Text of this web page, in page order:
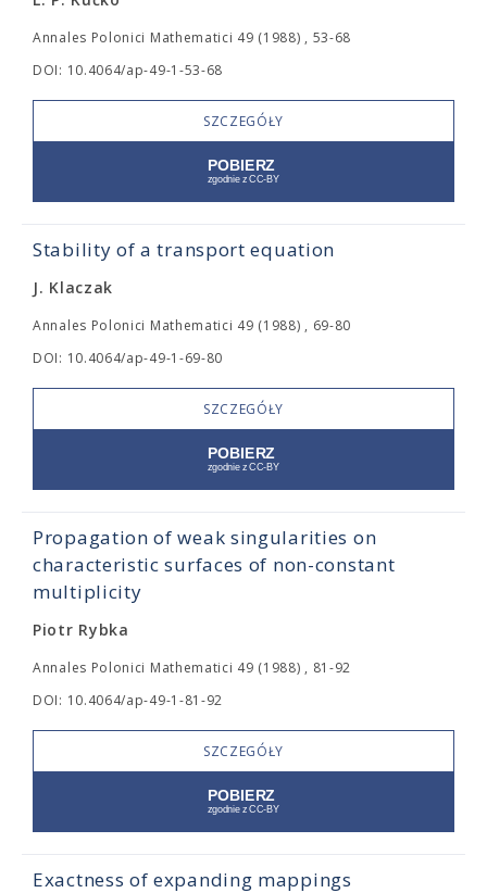
Annales Polonici Mathematici 49 (1988) , 53-68
DOI: 10.4064/ap-49-1-53-68
SZCZEGÓŁY
Stability of a transport equation
J. Klaczak
Annales Polonici Mathematici 49 (1988) , 69-80
DOI: 10.4064/ap-49-1-69-80
SZCZEGÓŁY
Propagation of weak singularities on
characteristic surfaces of non-constant
multiplicity
Piotr Rybka
Annales Polonici Mathematici 49 (1988) , 81-92
DOI: 10.4064/ap-49-1-81-92
SZCZEGÓŁY
Exactness of expanding mappings